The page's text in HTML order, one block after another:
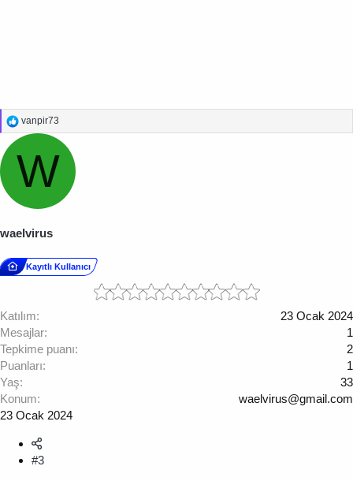
T
e
k
i
r
vanpir73
W
waelvirus
Kayıtlı Kullanıcı
Katılım
23 Ocak 2024
Mesajlar
1
Tepkime puanı
2
Puanları
1
Yaş
33
Konum
waelvirus@gmail.com
23 Ocak 2024
#3